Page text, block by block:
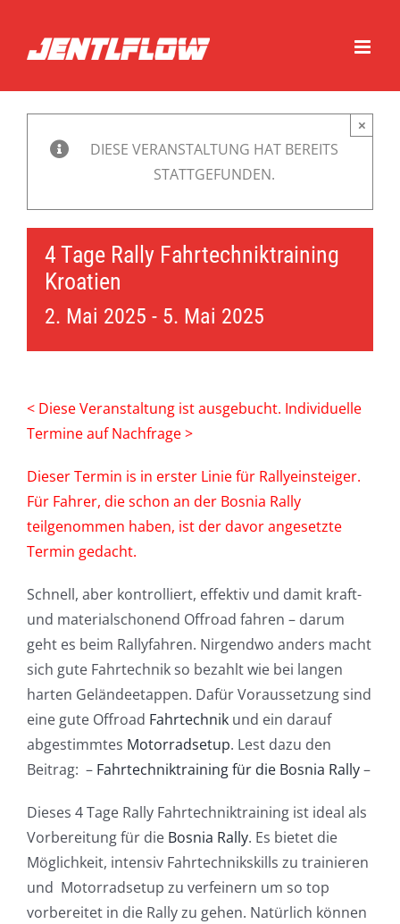
springen
DIESE VERANSTALTUNG HAT BEREITS
STATTGEFUNDEN.
×
4 Tage Rally Fahrtechniktraining
Kroatien
2. Mai 2025 - 5. Mai 2025
< Diese Veranstaltung ist ausgebucht. Individuelle
Termine auf Nachfrage >
Dieser Termin is in erster Linie für Rallyeinsteiger.
Für Fahrer, die schon an der Bosnia Rally
teilgenommen haben, ist der davor angesetzte
Termin gedacht.
Schnell, aber kontrolliert, effektiv und damit kraft-
und materialschonend Offroad fahren – darum
geht es beim Rallyfahren. Nirgendwo anders macht
sich gute Fahrtechnik so bezahlt wie bei langen
harten Geländeetappen. Dafür Voraussetzung sind
eine gute Offroad Fahrtechnik und ein darauf
abgestimmtes Motorradsetup. Lest dazu den
Beitrag: – Fahrtechniktraining für die Bosnia Rally–
Dieses 4 Tage Rally Fahrtechniktraining ist ideal als
Vorbereitung für die Bosnia Rally. Es bietet die
Möglichkeit, intensiv Fahrtechnikskills zu trainieren
und Motorradsetup zu verfeinern um so top
vorbereitet in die Rally zu gehen. Natürlich können